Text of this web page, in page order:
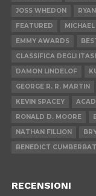
JOSS WHEDON
FEATURED
EMMY AWARDS
CLASSIFICA DEGLI
DAMON LINDELOF
GEORGE R. R. MARTIN
KEVIN SPACEY
RONALD D. MOORE
NATHAN FILLION
BENEDICT
RECENSIONI